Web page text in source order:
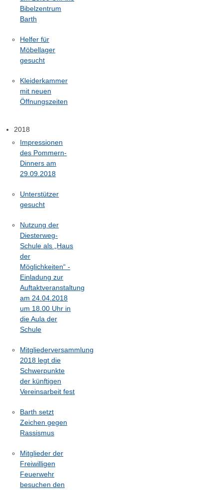
Bibelzentrum
Barth
Helfer für
Möbellager
gesucht
Kleiderkammer
mit neuen
Öffnungszeiten
2018
Impressionen
des Pommern-
Dinners am
29.09.2018
Unterstützer
gesucht
Nutzung der
Diesterweg-
Schule als „Haus
der
Möglichkeiten“ -
Einladung zur
Auftaktveranstaltung
am 24.04.2018
um 18.00 Uhr in
die Aula der
Schule
Mitgliederversammlung
2018 legt die
Schwerpunkte
der künftigen
Vereinsarbeit fest
Barth setzt
Zeichen gegen
Rassismus
Mitglieder der
Freiwilligen
Feuerwehr
besuchen den